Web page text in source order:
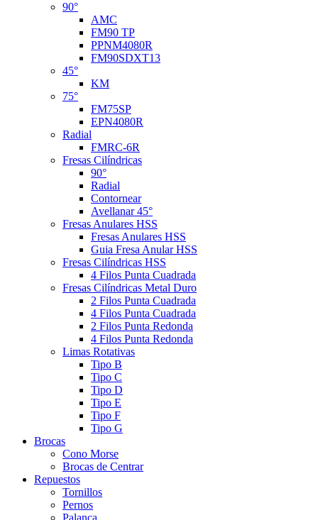
90°
AMC
FM90 TP
PPNM4080R
FM90SDXT13
45°
KM
75°
FM75SP
EPN4080R
Radial
FMRC-6R
Fresas Cilíndricas
90°
Radial
Contornear
Avellanar 45°
Fresas Anulares HSS
Fresas Anulares HSS
Guia Fresa Anular HSS
Fresas Cilíndricas HSS
4 Filos Punta Cuadrada
Fresas Cilíndricas Metal Duro
2 Filos Punta Cuadrada
4 Filos Punta Cuadrada
2 Filos Punta Redonda
4 Filos Punta Redonda
Limas Rotativas
Tipo B
Tipo C
Tipo D
Tipo E
Tipo F
Tipo G
Brocas
Cono Morse
Brocas de Centrar
Repuestos
Tornillos
Pernos
Palanca